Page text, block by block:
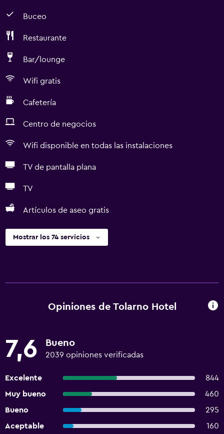
Buceo
Restaurante
Bar/lounge
Wifi gratis
Cafetería
Centro de negocios
Wifi disponible en todas las instalaciones
TV de pantalla plana
TV
Artículos de aseo gratis
Mostrar los 74 servicios
Opiniones de Tolarno Hotel
7,6 Bueno
2039 opiniones verificadas
Excelente
844
Muy bueno
460
Bueno
295
Aceptable
160